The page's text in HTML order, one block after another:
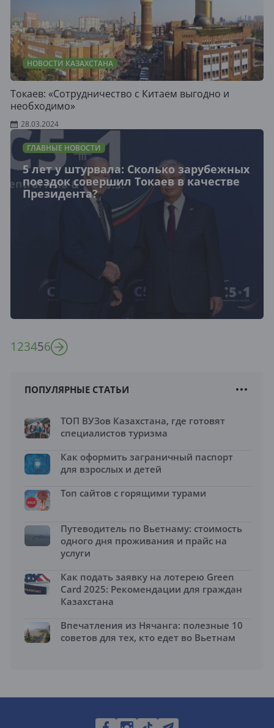
НОВОСТИ КАЗАХСТАНА
Токаев: «Сотрудничество с Китаем выгодно и
необходимо»
28.03.2024
ГЛАВНЫЕ НОВОСТИ
5 лет у штурвала: Сколько зарубежных
поездок совершил Токаев в качестве
Президента?
123456
ПОПУЛЯРНЫЕ СТАТЬИ
ТОП ВУЗов Казахстана, где готовят
специалистов туризма
Как оформить заграничный паспорт
для взрослых и детей
Топ сайтов с горящими турами
Путеводитель по Вьетнаму: стоимость
одного дня проживания и прайс на
услуги
Как подать заявку на лотерею Green
Card 2025: Рекомендации для граждан
Казахстана
Впечатления из Нячанга: полезные 10
советов для тех, кто едет во Вьетнам